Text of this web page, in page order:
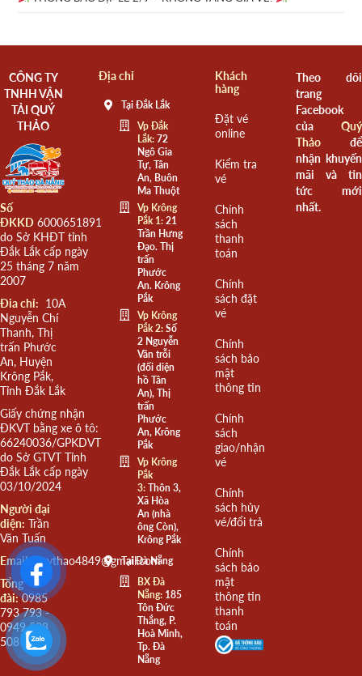
CÔNG TY
TNHH VẬN
TẢI QUÝ
THẢO
Số
ĐKKD 6000651891
do Sở KHĐT tỉnh
Đắk Lắk cấp ngày
25 tháng 7 năm
2007
Đia chỉ: 10A
Nguyễn Chí
Thanh, Thị
trấn Phước
An, Huyện
Krông Pắk,
Tỉnh Đắk Lắk
Giấy chứng nhận
ĐKVT bằng xe ô tô:
66240036/GPKDVT
do Sở GTVT Tỉnh
Đắk Lắk cấp ngày
03/10/2024
Người đại
diện: Trần
Văn Tuấn
Email: quythao4849@gmail.com
Tổng
đài:0985
793 793 -
0949 508
508
Địa chỉ
Tại Đắk Lắk
Vp Đắk
Lắk:72
Ngô Gia
Tự, Tân
An, Buôn
Ma Thuột
Vp Krông
Pắk 1:21
Trần Hưng
Đạo. Thị
trấn
Phước
An. Krông
Pắk
Vp Krông
Pắk 2:Số
2 Nguyễn
Văn trỗi
(đối diện
hồ Tân
An), Thị
trấn
Phước
An, Krông
Pắk
Vp Krông
Pắk
3:Thôn 3,
Xã Hòa
An (nhà
ông Còn),
Krông Pắk
Tại Đà Nẵng
BX Đà
Nẵng:185
Tôn Đức
Thắng, P.
Hoà Minh,
Tp. Đà
Nẵng
Khách
hàng
Đặt vé
online
Kiểm tra
vé
Chính
sách
thanh
toán
Chính
sách đặt
vé
Chính
sách bảo
mật
thông tin
Chính
sách
giao/nhận
vé
Chính
sách hủy
vé/đổi trả
Chính
sách bảo
mật
thông tin
thanh
toán
Theo dõi
trang
Facebook
của Quý
Thảođể
nhận khuyến
mãi và tin
tức mới
nhất.